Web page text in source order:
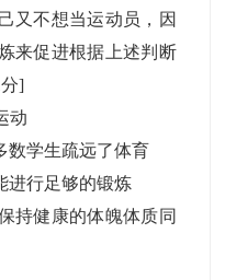
又不想当运动员，因
来促进根据上述判断
]
动
数学生疏远了体育
进行足够的锻炼
持健康的体魄体质同